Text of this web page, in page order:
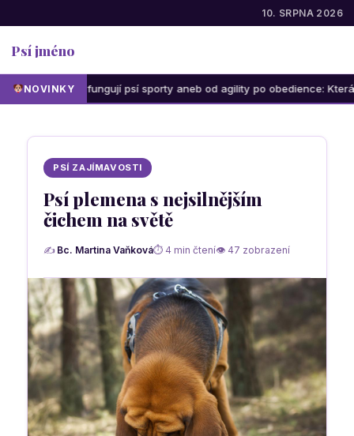
10. SRPNA 2026
Psí jméno
NOVINKY
Jak fungují psí sporty aneb od agility po obedience: Která aktivita
PSÍ ZAJÍMAVOSTI
Psí plemena s nejsilnějším
čichem na světě
✍ Bc. Martina Vaňková⏱ 4 min čtení👁 47 zobrazení